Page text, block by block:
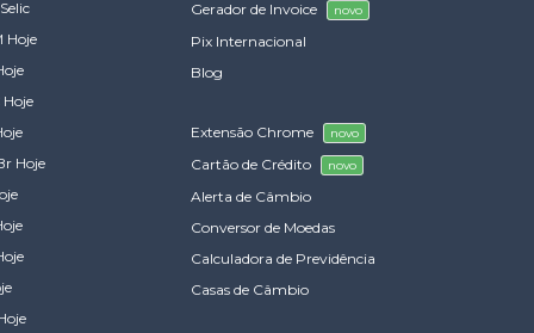
Hoje
Hoje
Hoje
Gerador de Invoice novo
Pix Internacional
Blog
Extensão Chrome novo
Cartão de Crédito novo
Alerta de Câmbio
Conversor de Moedas
Calculadora de Previdência
Casas de Câmbio